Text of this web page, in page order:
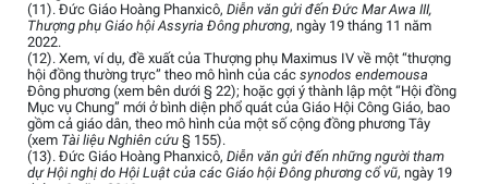
(11). Đức Giáo Hoàng Phanxicô, Diễn văn gửi đến Đức Mar Awa III,
Thượng phụ Giáo hội Assyria Đông phương, ngày 19 tháng 11 năm
2022.
(12). Xem, ví dụ, đề xuất của Thượng phụ Maximus IV về một “thượng
hội đồng thường trực” theo mô hình của các synodos endemousa
Đông phương (xem bên dưới § 22); hoặc gợi ý thành lập một “Hội đồng
Mục vụ Chung” mới ở bình diện phổ quát của Giáo Hội Công Giáo, bao
gồm cả giáo dân, theo mô hình của một số cộng đồng phương Tây
(xem Tài liệu Nghiên cứu § 155).
(13). Đức Giáo Hoàng Phanxicô, Diễn văn gửi đến những người tham
dự Hội nghị do Hội Luật của các Giáo hội Đông phương cổ vũ, ngày 19